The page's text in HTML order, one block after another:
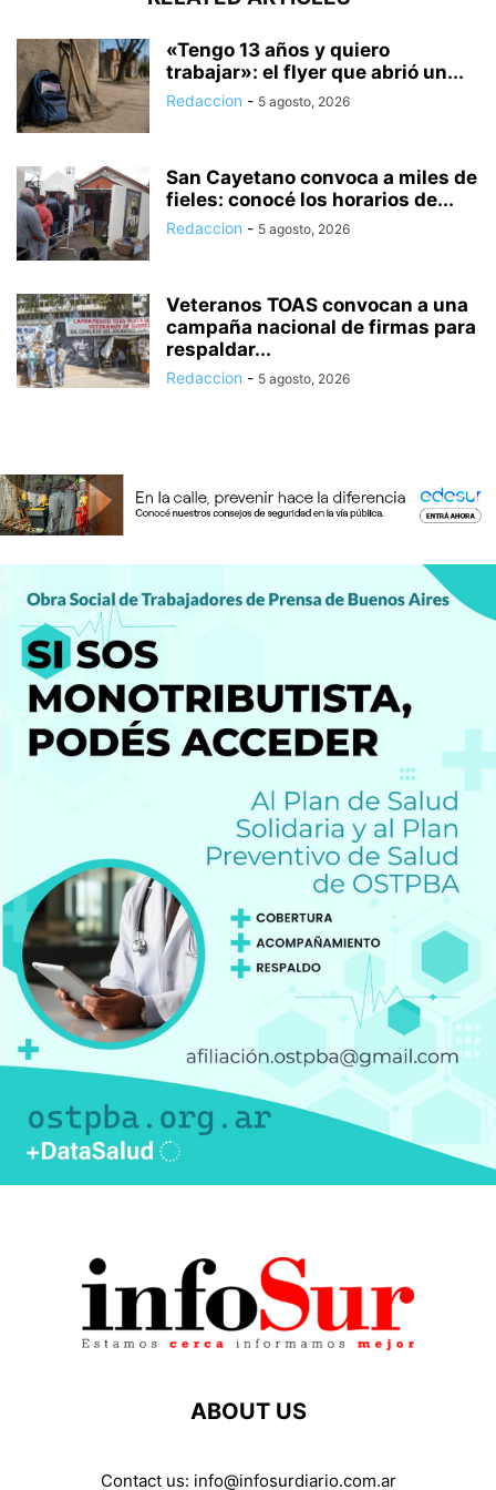
«Tengo 13 años y quiero
trabajar»: el flyer que abrió un...
Redaccion - 5 agosto, 2026
San Cayetano convoca a miles de
fieles: conocé los horarios de...
Redaccion - 5 agosto, 2026
Veteranos TOAS convocan a una
campaña nacional de firmas para
respaldar...
Redaccion - 5 agosto, 2026
ABOUT US
Contact us: info@infosurdiario.com.ar